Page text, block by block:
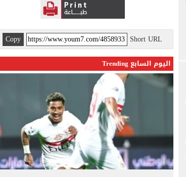
Short URL
Copy
اليوم السابع Trending